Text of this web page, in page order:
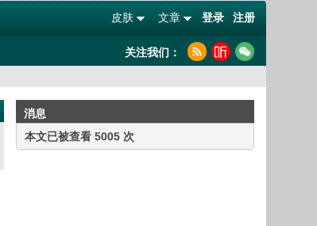
登录 注册
文章
皮肤
关注我们：
消息
本文已被查看 5005 次